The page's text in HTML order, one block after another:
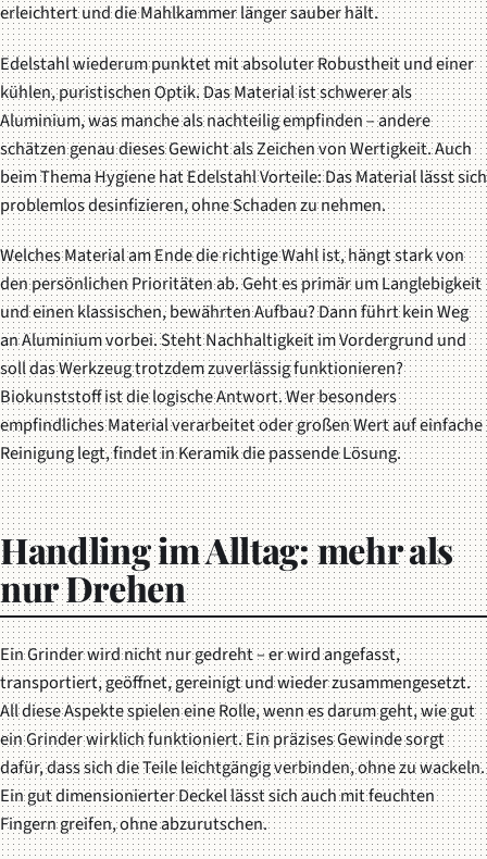
erleichtert und die Mahlkammer länger sauber hält.
Edelstahl wiederum punktet mit absoluter Robustheit und einer
kühlen, puristischen Optik. Das Material ist schwerer als
Aluminium, was manche als nachteilig empfinden – andere
schätzen genau dieses Gewicht als Zeichen von Wertigkeit. Auch
beim Thema Hygiene hat Edelstahl Vorteile: Das Material lässt sich
problemlos desinfizieren, ohne Schaden zu nehmen.
Welches Material am Ende die richtige Wahl ist, hängt stark von
den persönlichen Prioritäten ab. Geht es primär um Langlebigkeit
und einen klassischen, bewährten Aufbau? Dann führt kein Weg
an Aluminium vorbei. Steht Nachhaltigkeit im Vordergrund und
soll das Werkzeug trotzdem zuverlässig funktionieren?
Biokunststoff ist die logische Antwort. Wer besonders
empfindliches Material verarbeitet oder großen Wert auf einfache
Reinigung legt, findet in Keramik die passende Lösung.
Handling im Alltag: mehr als
nur Drehen
Ein Grinder wird nicht nur gedreht – er wird angefasst,
transportiert, geöffnet, gereinigt und wieder zusammengesetzt.
All diese Aspekte spielen eine Rolle, wenn es darum geht, wie gut
ein Grinder wirklich funktioniert. Ein präzises Gewinde sorgt
dafür, dass sich die Teile leichtgängig verbinden, ohne zu wackeln.
Ein gut dimensionierter Deckel lässt sich auch mit feuchten
Fingern greifen, ohne abzurutschen.